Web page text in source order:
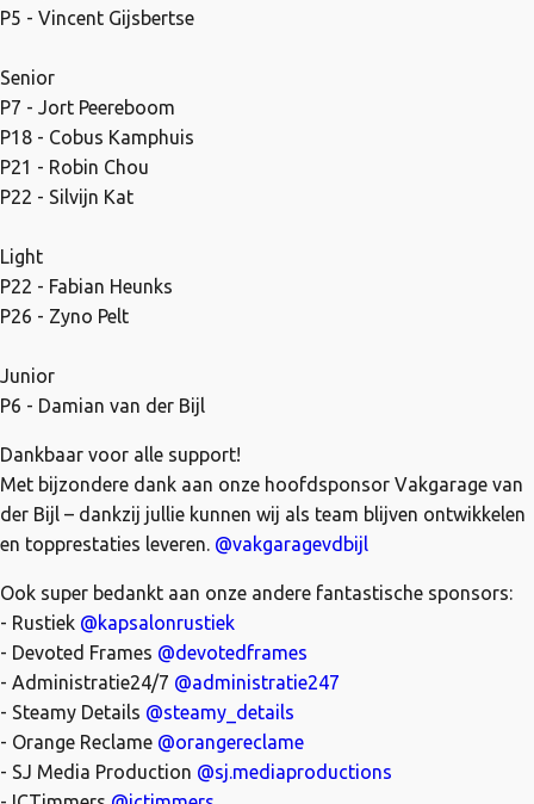
P5 - Vincent Gijsbertse
Senior
P7 - Jort Peereboom
P18 - Cobus Kamphuis
P21 - Robin Chou
P22 - Silvijn Kat
Light
P22 - Fabian Heunks
P26 - Zyno Pelt
Junior
P6 - Damian van der Bijl
Dankbaar voor alle support!
Met bijzondere dank aan onze hoofdsponsor Vakgarage van
der Bijl – dankzij jullie kunnen wij als team blijven ontwikkelen
en topprestaties leveren. @vakgaragevdbijl
Ook super bedankt aan onze andere fantastische sponsors:
- Rustiek @kapsalonrustiek
- Devoted Frames @devotedframes
- Administratie24/7 @administratie247
- Steamy Details @steamy_details
- Orange Reclame @orangereclame
- SJ Media Production @sj.mediaproductions